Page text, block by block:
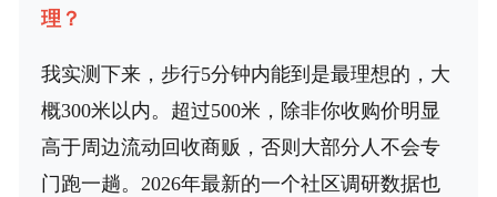
理？
我实测下来，步行5分钟内能到是最理想的，大
概300米以内。超过500米，除非你收购价明显
高于周边流动回收商贩，否则大部分人不会专
门跑一趟。2026年最新的一个社区调研数据也